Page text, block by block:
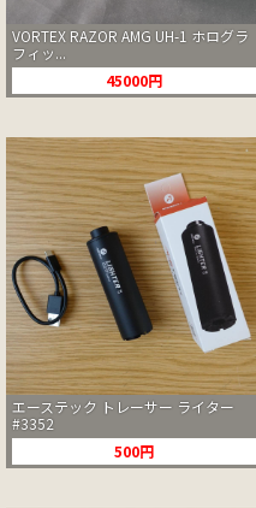
VORTEX RAZOR AMG UH-1 ホログラ
フィッ...
45000円
エーステック トレーサー ライター
#3352
500円